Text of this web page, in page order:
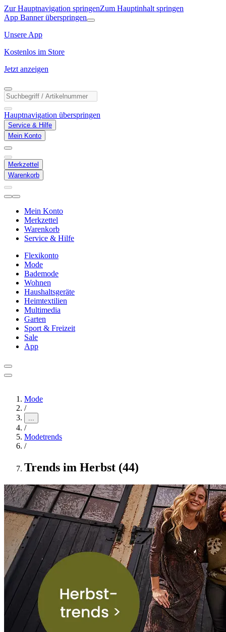
Zur Hauptnavigation springenZum Hauptinhalt springen
App Banner überspringen
Unsere App
Kostenlos im Store
Jetzt anzeigen
Hauptnavigation überspringen
Service & Hilfe
Mein Konto
Merkzettel
Warenkorb
Mein Konto
Merkzettel
Warenkorb
Service & Hilfe
Flexikonto
Mode
Bademode
Wohnen
Haushaltsgeräte
Heimtextilien
Multimedia
Garten
Sport & Freizeit
Sale
App
Mode
/
...
/
Modetrends
/
Trends im Herbst (44)